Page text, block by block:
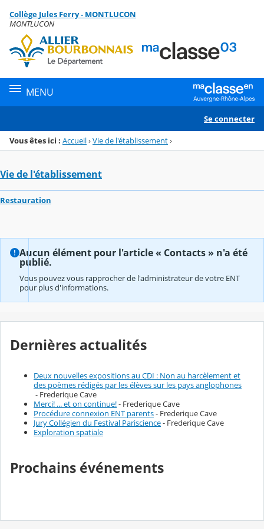
Menu de la rubrique
Contenu
Collège Jules Ferry - MONTLUCON
MONTLUCON
MENU
Se connecter
Vous êtes ici : Accueil›Vie de l'établissement›
Vie de l'établissement
Restauration
Aucun élément pour l'article « Contacts » n'a été
publié.
Vous pouvez vous rapprocher de l'administrateur de votre ENT
pour plus d'informations.
Dernières actualités
Deux nouvelles expositions au CDI : Non au harcèlement et
des poèmes rédigés par les élèves sur les pays anglophones
- Frederique Cave
Merci! ... et on continue!- Frederique Cave
Procédure connexion ENT parents- Frederique Cave
Jury Collégien du Festival Pariscience- Frederique Cave
Exploration spatiale
Prochains événements